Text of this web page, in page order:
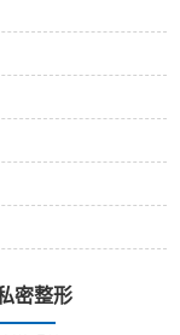
密整形